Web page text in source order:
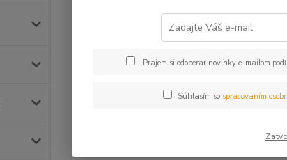
Prajem si odoberať novinky e-mailom
Súhlasím so spracovaním